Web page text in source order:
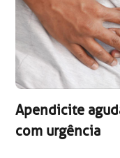
de
in antecipado
SAC
A BP conta com você para
e Pesquisa
do médico
de
de Oncologia e
Apendicite
com urgência